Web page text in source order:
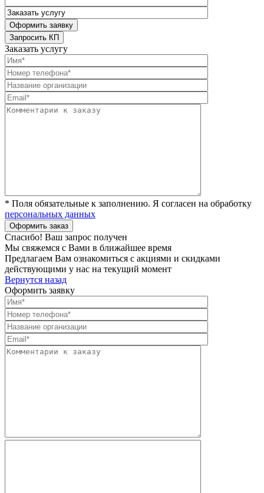
Заказать услугу
* Поля обязательные к заполнению. Я согласен на обработку
персональных данных
Спасибо! Ваш запрос получен
Мы свяжемся с Вами в ближайшее время
Предлагаем Вам ознакомиться с акциями и скидками
действующими у нас на текущий момент
Вернутся назад
Оформить заявку